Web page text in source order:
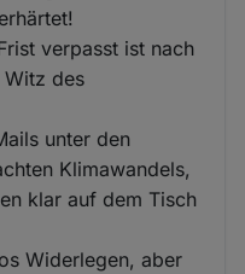
verpasst ist nach
des
unter den
Klimawandels,
klar auf dem Tisch
Widerlegen, aber